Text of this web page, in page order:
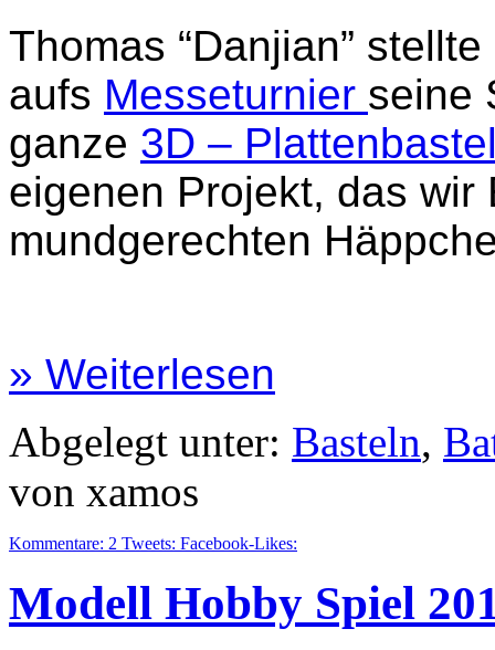
Thomas “Danjian”
aufs Messeturnier seine
ganze 3D –
eigenen Projekt, das wir
mundgerechten
» Weiterlesen
Abgelegt unter: Basteln,
von xamos
Kommentare: 2 Tweets: Facebook-Likes:
Modell Hobby Spiel